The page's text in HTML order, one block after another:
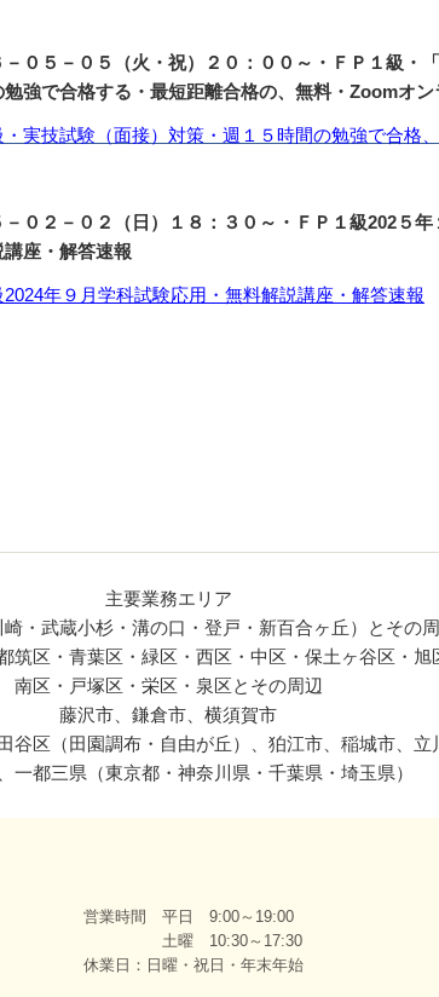
－０５－０５
（火・祝）２０：００～・ＦＰ１級・
勉強で合格する・最短距離合格の、無料・Zoomオ
・実技試験（面接）対策・週１５時間の勉強で合格
－０２－０２（日）１８：３０～・ＦＰ１級202５
座・解答速報
2024年９月学科試験応用・無料解説講座・解答速報
主要業務エリア
崎・武蔵小杉・溝の口・登戸・新百合ヶ丘）とその
筑区・青葉区・緑区・西区・中区・保土ヶ谷区・
南区・戸塚区・栄区・泉区とその周辺
藤沢市、鎌倉市、横須賀市
谷区（田園調布・自由が丘）、狛江市、稲城市、立
一都三県（東京都・神奈川県・千葉県・埼玉県）
営業時間 平日 9:00～19:00
土曜 10:30～17:30
休業日：日曜・祝日・年末年始